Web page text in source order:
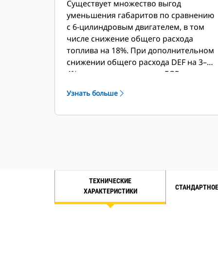
Существует множество выгод
уменьшения габаритов по сравнению
с 6-цилиндровым двигателем, в том
числе снижение общего расхода
топлива на 18%. При дополнительном
снижении общего расхода DEF на 3–
4% и внедрении системы EGR
сразу.
Узнать больше
ТЕХНИЧЕСКИЕ
ХАРАКТЕРИСТИКИ